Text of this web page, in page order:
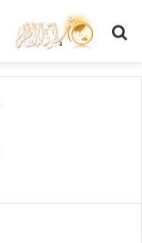
بحث عن